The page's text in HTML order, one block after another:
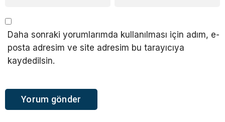
Daha sonraki yorumlarımda kullanılması için adım, e-
posta adresim ve site adresim bu tarayıcıya
kaydedilsin.